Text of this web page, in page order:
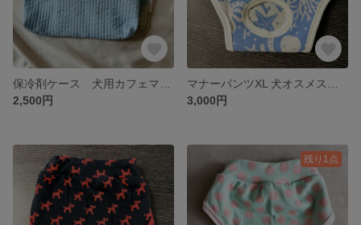
2,500円
3,000円
残り1点